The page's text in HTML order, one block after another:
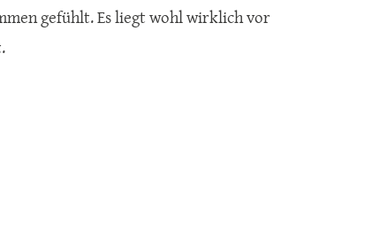
gefühlt. Es liegt wohl wirklich vor